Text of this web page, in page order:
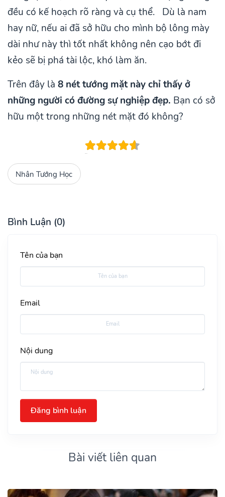
đều có kế hoạch rõ ràng và cụ thể. Dù là nam
hay nữ, nếu ai đã sở hữu cho mình bộ lông mày
dài như này thì tốt nhất không nên cạo bớt đi
kẻo sẽ bị phá tài lộc, khó làm ăn.
Trên đây là 8 nét tướng mặt này chỉ thấy ở
những người có đường sự nghiệp đẹp. Bạn có sở
hữu một trong những nét mặt đó không?
Nhân Tướng Học
Bình Luận (0)
Tên của bạn
Email
Nội dung
Đăng bình luận
Bài viết liên quan